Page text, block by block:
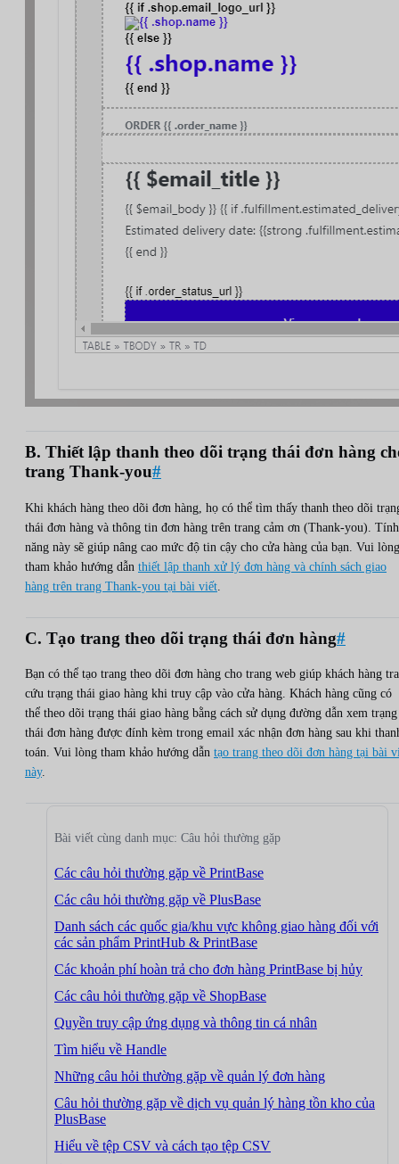
B. Thiết lập thanh theo dõi trạng thái đơn hàng
trang Thank-you#
Khi khách hàng theo dõi đơn hàng, họ có thể tìm thấy thanh theo dõi
thái đơn hàng và thông tin đơn hàng trên trang cảm ơn (Thank-you). Tính
năng này sẽ giúp nâng cao mức độ tin cậy cho cửa hàng của bạn. Vui lòng
tham khảo hướng dẫn thiết lập thanh xử lý đơn hàng và chính sách giao
hàng trên trang Thank-you tại bài viết
C. Tạo trang theo dõi trạng thái đơn hàng#
Bạn có thể tạo trang theo dõi đơn hàng cho trang web giúp khách hàng tra
cứu trạng thái giao hàng khi truy cập vào cửa hàng. Khách hàng cũng có
thể theo dõi trạng thái giao hàng bằng cách sử dụng đường dẫn xem trạng
thái đơn hàng được đính kèm trong email xác nhận đơn hàng sau khi
toán. Vui lòng tham khảo hướng dẫn tạo trang theo dõi đơn hàng tại bài
này.
Bài viết cùng danh mục: Câu hỏi thường gặp
Các câu hỏi thường gặp về PrintBase
Các câu hỏi thường gặp về PlusBase
Danh sách các quốc gia/khu vực không giao hàng đối với
các sản phẩm PrintHub & PrintBase
Các khoản phí hoàn trả cho đơn hàng PrintBase bị hủy
Các câu hỏi thường gặp về ShopBase
Quyền truy cập ứng dụng và thông tin cá nhân
Tìm hiểu về Handle
Những câu hỏi thường gặp về quản lý đơn hàng
Câu hỏi thường gặp về dịch vụ quản lý hàng tồn kho của
PlusBase
Hiểu về tệp CSV và cách tạo tệp CSV